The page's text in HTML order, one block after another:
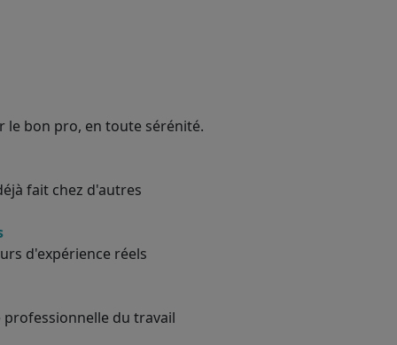
le bon pro, en toute sérénité.
fait chez d'autres
d'expérience réels
du travail